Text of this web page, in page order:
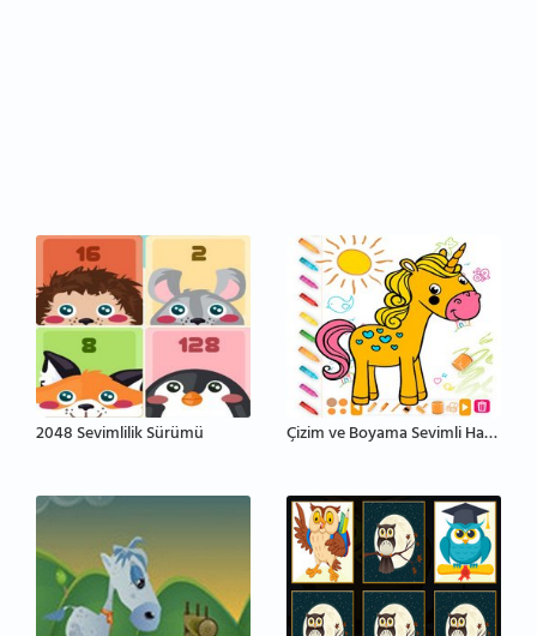
2048 Sevimlilik Sürümü Çizim ve Boyama Sevimli Hayvanlar